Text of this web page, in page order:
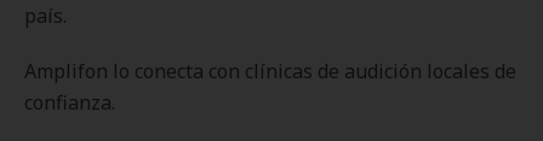
país.
Amplifon lo conecta con clínicas de audición locales de
confianza.